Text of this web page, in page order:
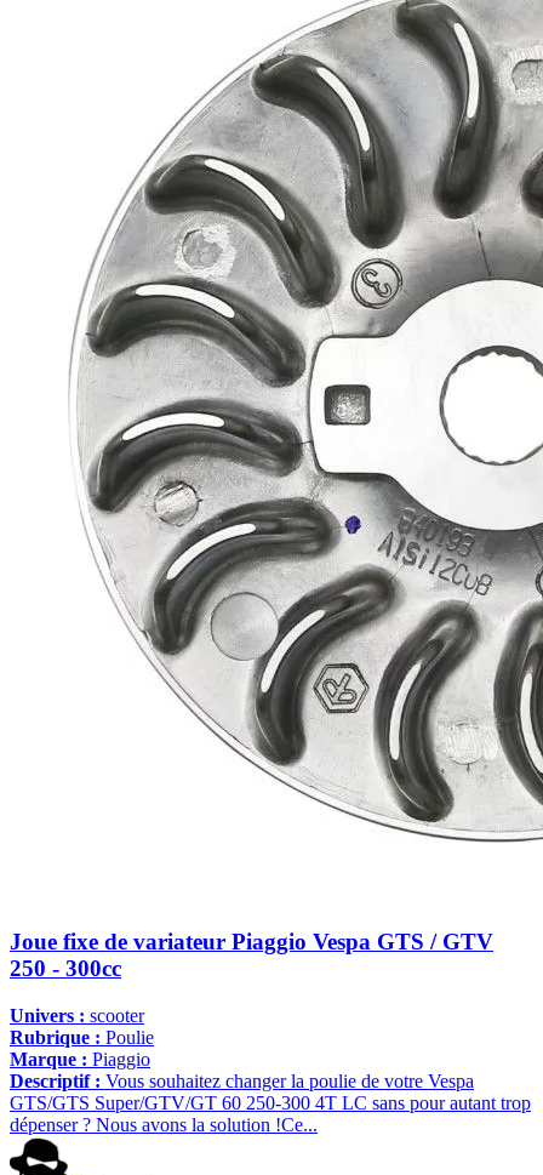
Joue fixe de variateur Piaggio Vespa GTS / GTV
250 - 300cc
Univers : scooter
Rubrique : Poulie
Marque : Piaggio
Descriptif : Vous souhaitez changer la poulie de votre Vespa
GTS/GTS Super/GTV/GT 60 250-300 4T LC sans pour autant trop
dépenser ? Nous avons la solution !Ce...